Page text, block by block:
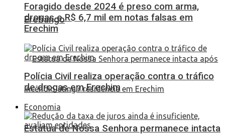
Erebango
Estátua de Nossa Senhora permanece intacta
Foragido desde 2024 é preso com arma,
drogas e R$ 6,7 mil em notas falsas em
Erechim
Polícia Civil realiza operação contra o tráfico
de drogas em Erechim
Economia